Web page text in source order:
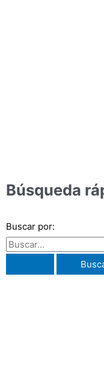
Búsqueda
Buscar por: